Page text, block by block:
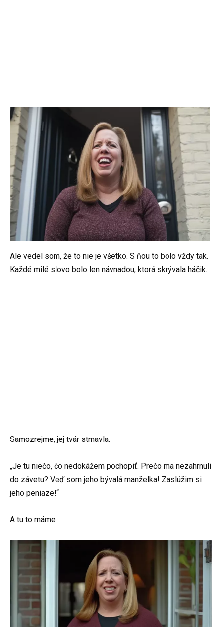
Ale vedel som, že to nie je všetko. S ňou to bolo vždy tak.
Každé milé slovo bolo len návnadou, ktorá skrývala háčik.
Samozrejme, jej tvár stmavla.
„Je tu niečo, čo nedokážem pochopiť. Prečo ma nezahrnuli
do závetu? Veď som jeho bývalá manželka! Zaslúžim si
jeho peniaze!“
A tu to máme.